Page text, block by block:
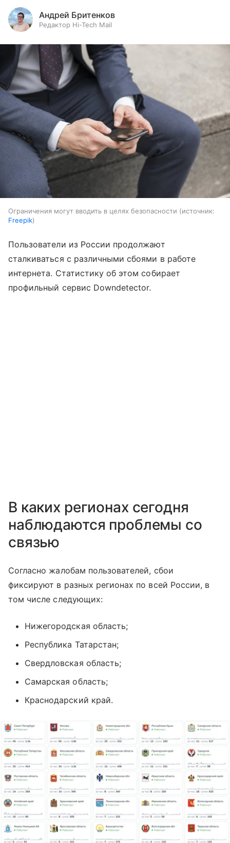
Андрей Бритенков
Редактор Hi-Tech Mail
Ограничения могут вводить в целях безопасности
источник:
Freepik
Пользователи из России продолжают
сталкиваться с различными сбоями в работе
интернета. Статистику об этом собирает
профильный сервис Downdetector.
В каких регионах сегодня
наблюдаются проблемы со
связью
Согласно жалобам пользователей, сбои
фиксируют в разных регионах по всей России, в
том числе следующих:
Нижегородская область;
Республика Татарстан;
Свердловская область;
Самарская область;
Краснодарский край.